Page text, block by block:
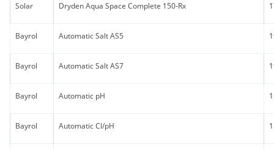
Solar
Dryden Aqua Space Complete 150-Rx
Bayrol Automatic Salt AS5
Bayrol Automatic Salt AS7
Bayrol Automatic pH
Bayrol Automatic Cl/pH